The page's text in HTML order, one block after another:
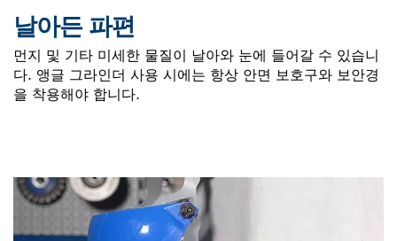
날아든 파편
먼지 및 기타 미세한 물질이 날아와 눈에 들어갈 수 있습니
다. 앵글 그라인더 사용 시에는 항상 안면 보호구와 보안경
을 착용해야 합니다.